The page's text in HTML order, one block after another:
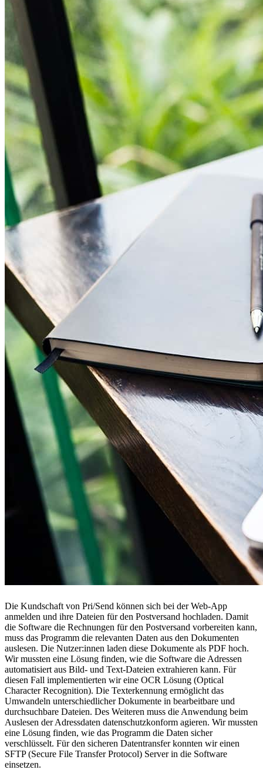
Die Kundschaft von Pri/Send können sich bei der Web-App
anmelden und ihre Dateien für den Postversand hochladen. Damit
die Software die Rechnungen für den Postversand vorbereiten kann,
muss das Programm die relevanten Daten aus den Dokumenten
auslesen. Die Nutzer:innen laden diese Dokumente als PDF hoch.
Wir mussten eine Lösung finden, wie die Software die Adressen
automatisiert aus Bild- und Text-Dateien extrahieren kann. Für
diesen Fall implementierten wir eine OCR Lösung (Optical
Character Recognition). Die Texterkennung ermöglicht das
Umwandeln unterschiedlicher Dokumente in bearbeitbare und
durchsuchbare Dateien. Des Weiteren muss die Anwendung beim
Auslesen der Adressdaten datenschutzkonform agieren. Wir mussten
eine Lösung finden, wie das Programm die Daten sicher
verschlüsselt. Für den sicheren Datentransfer konnten wir einen
SFTP (Secure File Transfer Protocol) Server in die Software
einsetzen.